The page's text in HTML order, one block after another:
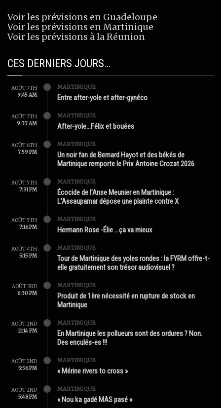
Voir les prévisions en Guadeloupe
Voir les prévisions en Martinique
Voir les prévisions à la Réunion
CES DERNIERS JOURS…
AOÛT 7TH
9:45 AM
MARTINIQUE
Entre after-yole et after-gynéco
AOÛT 7TH
9:37 AM
MARTINIQUE
After-yole…Félix et bouées
AOÛT 6TH
7:59 PM
MARTINIQUE
Un noir fan de Bernard Hayot et des békés de
Martinique remporte le Prix Antoine Crozat 2026
AOÛT 5TH
7:31 PM
MARTINIQUE
Écocide de l’Anse Meunier en Martinique :
L’Assaupamar dépose une plainte contre X
AOÛT 5TH
7:16 PM
MARTINIQUE
Hermann Rose -Élie …ça va mieux
AOÛT 4TH
5:15 PM
MARTINIQUE
Tour de Martinique des yoles rondes : la FYRM offre-t-
elle gratuitement son trésor audiovisuel ?
AOÛT 3RD
6:30 PM
MARTINIQUE
Produit de 1ère nécessité en rupture de stock en
Martinique
AOÛT 2ND
11:14 PM
MARTINIQUE
En Martinique les pollueurs sont des ordures ? Non.
Des enculés-es !!!
AOÛT 2ND
5:56 PM
MARTINIQUE
« Mérine rivers to cross »
AOÛT 2ND
5:48 PM
MARTINIQUE
« Nou ka gadé MAS pasé »